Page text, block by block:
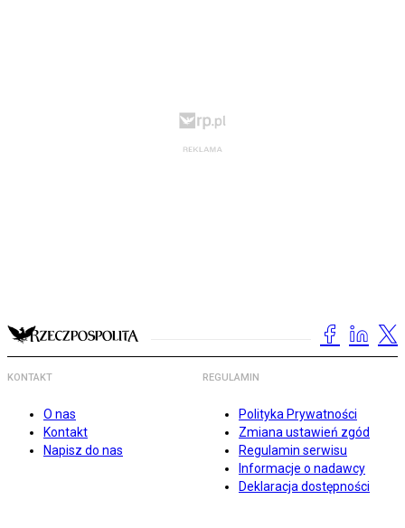
KONTAKT
O nas
Kontakt
Napisz do nas
REGULAMIN
Polityka Prywatności
Zmiana ustawień zgód
Regulamin serwisu
Informacje o nadawcy
Deklaracja dostępności